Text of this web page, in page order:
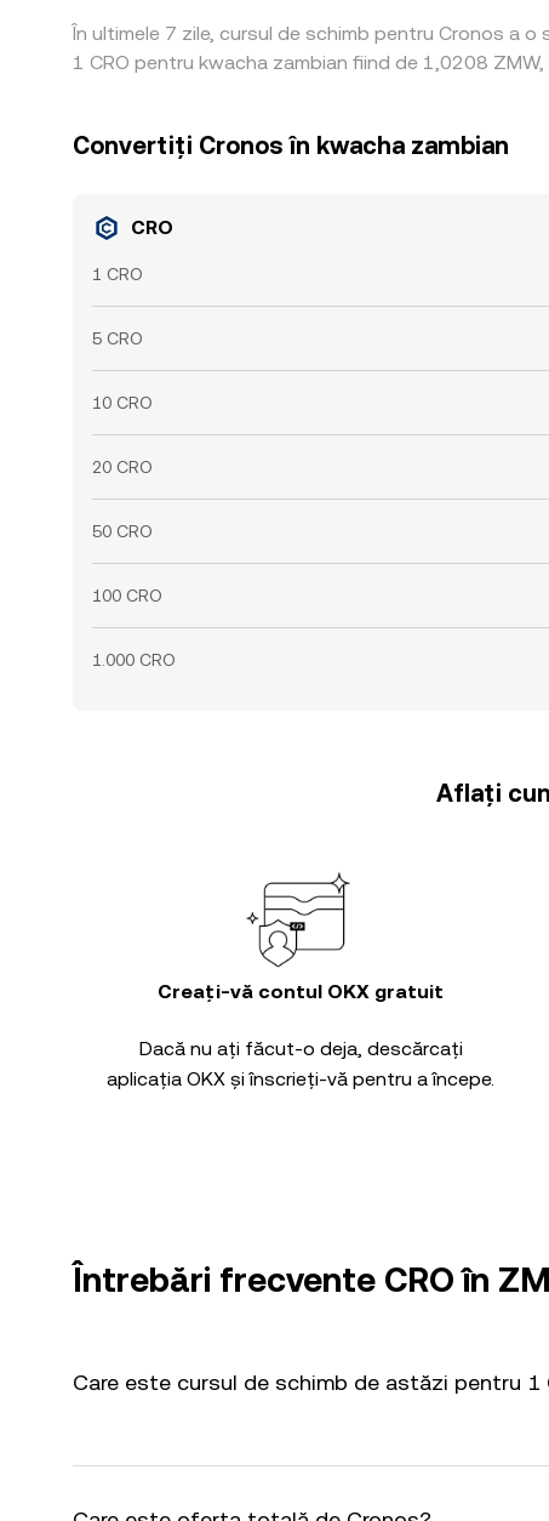
În ultimele 7 zile, cursul de schimb pentru Cronos a
1 CRO pentru kwacha zambian fiind de 1,0208
Convertiți Cronos în kwacha zambian
CRO
1 CRO
5 CRO
10 CRO
20 CRO
50 CRO
100 CRO
1.000 CRO
Aflați
Creați-vă contul OKX gratuit
Dacă nu ați făcut-o deja, descărcați
aplicația OKX și înscrieți-vă pentru a începe.
Întrebări frecvente CRO în
Care este cursul de schimb de astăzi pentru 1